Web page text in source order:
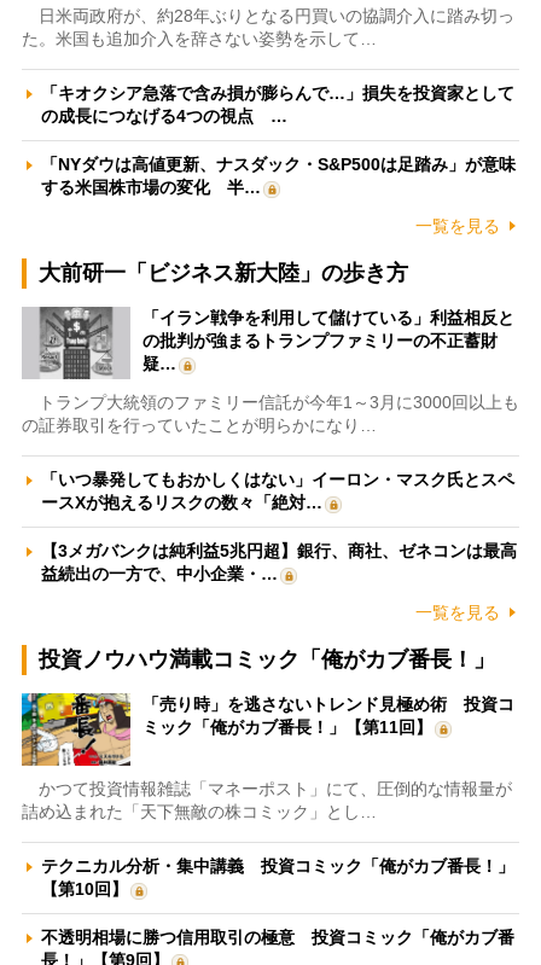
日米両政府が、約28年ぶりとなる円買いの協調介入に踏み切っ
た。米国も追加介入を辞さない姿勢を示して…
「キオクシア急落で含み損が膨らんで…」損失を投資家として
の成長につなげる4つの視点 …
「NYダウは高値更新、ナスダック・S&P500は足踏み」が意味
する米国株市場の変化 半…
一覧を見る
大前研一「ビジネス新大陸」の歩き方
「イラン戦争を利用して儲けている」利益相反と
の批判が強まるトランプファミリーの不正蓄財
疑…
トランプ大統領のファミリー信託が今年1～3月に3000回以上も
の証券取引を行っていたことが明らかになり…
「いつ暴発してもおかしくはない」イーロン・マスク氏とスペ
ースXが抱えるリスクの数々「絶対…
【3メガバンクは純利益5兆円超】銀行、商社、ゼネコンは最高
益続出の一方で、中小企業・…
一覧を見る
投資ノウハウ満載コミック「俺がカブ番長！」
「売り時」を逃さないトレンド見極め術 投資コ
ミック「俺がカブ番長！」【第11回】
かつて投資情報雑誌「マネーポスト」にて、圧倒的な情報量が
詰め込まれた「天下無敵の株コミック」とし…
テクニカル分析・集中講義 投資コミック「俺がカブ番長！」
【第10回】
不透明相場に勝つ信用取引の極意 投資コミック「俺がカブ番
長！」【第9回】